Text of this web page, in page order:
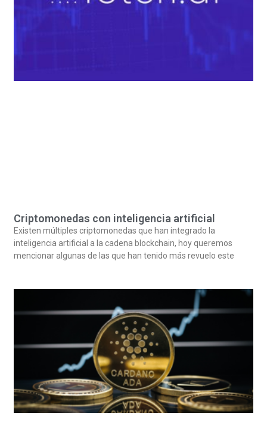
Criptomonedas con inteligencia artificial
Existen múltiples criptomonedas que han integrado la
inteligencia artificial a la cadena blockchain, hoy queremos
mencionar algunas de las que han tenido más revuelo este